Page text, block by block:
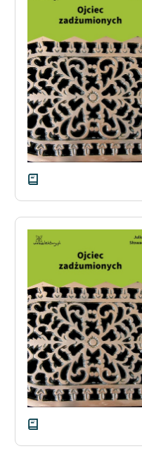
Feministyczne inspiracje.
Popularyzacja
skandynawskiej literatury
feministycznej
Ręce pełne poezji
Kolekcje edukacyjne
twórców przechodzących
do domeny publicznej,
lektur szkolnych oraz
Starego Testamentu
Odkurzamy bohaterów
Szkoła Poezji Wolnych
O nas
Kontakt
O projekcie
Zespół